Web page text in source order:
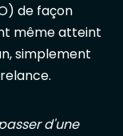
de façon
même atteint
simplement
d'une